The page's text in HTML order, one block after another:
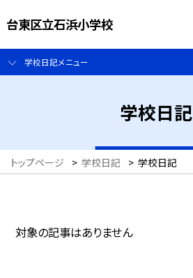
台東区立石浜小学校
学校日記メニュー
学校日記
トップページ > 学校日記 > 学校日記
対象の記事はありません